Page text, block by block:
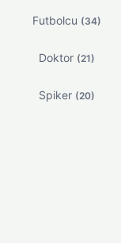
Futbolcu (34)
Doktor (21)
Spiker (20)